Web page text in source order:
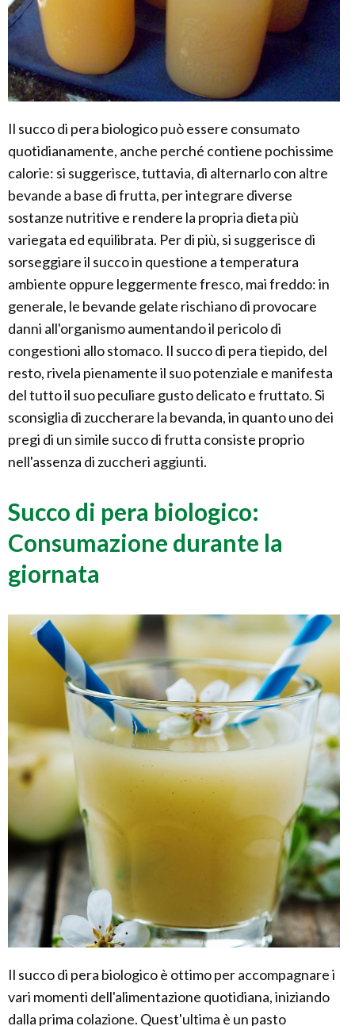
Il succo di pera biologico può essere consumato
quotidianamente, anche perché contiene pochissime
calorie: si suggerisce, tuttavia, di alternarlo con altre
bevande a base di frutta, per integrare diverse
sostanze nutritive e rendere la propria dieta più
variegata ed equilibrata. Per di più, si suggerisce di
sorseggiare il succo in questione a temperatura
ambiente oppure leggermente fresco, mai freddo: in
generale, le bevande gelate rischiano di provocare
danni all'organismo aumentando il pericolo di
congestioni allo stomaco. Il succo di pera tiepido, del
resto, rivela pienamente il suo potenziale e manifesta
del tutto il suo peculiare gusto delicato e fruttato. Si
sconsiglia di zuccherare la bevanda, in quanto uno dei
pregi di un simile succo di frutta consiste proprio
nell'assenza di zuccheri aggiunti.
Succo di pera biologico:
Consumazione durante la
giornata
Il succo di pera biologico è ottimo per accompagnare i
vari momenti dell'alimentazione quotidiana, iniziando
dalla prima colazione. Quest'ultima è un pasto